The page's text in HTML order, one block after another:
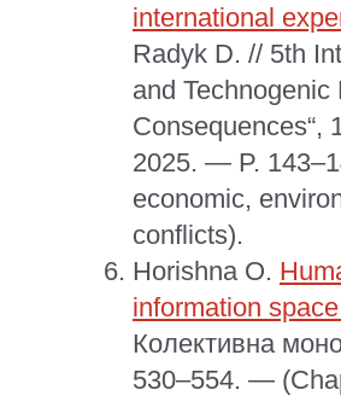
international
Radyk D. // 5th
and
Consequences“,
2025. — P.
economic,
conflicts).
Horishna O.
information
Колективна
530–554. —